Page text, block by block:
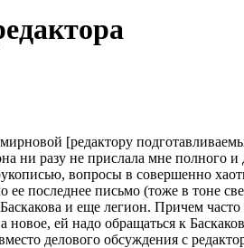
[редактору
ни разу не прислала мне полного
вопросы в совершенно
последнее письмо (тоже в тоне
и еще легион. Причем часто
ей надо обращаться к
делового обсуждения с